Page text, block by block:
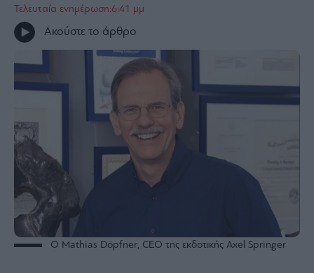
Media
Winners
&
θετικά
ESG
Today
Mononews2030
Άρθρα
Συνεντεύξεις
Τελευταία ενημέρωση:6:41 μμ
Ακούστε το άρθρο
Ο Mathias Döpfner, CEO της εκδοτικής Axel Springer